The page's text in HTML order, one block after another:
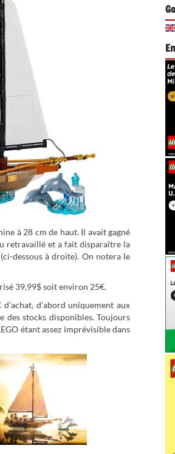
à 28 cm de haut. Il avait gagné
retravaillé et a fait disparaître la
dessous à droite). On notera le
39,99$ soit environ 25€.
d’abord uniquement aux
des stocks disponibles. Toujours
étant assez imprévisible dans